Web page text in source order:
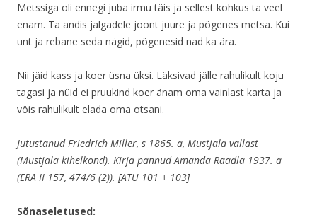
Metssiga oli ennegi juba irmu täis ja sellest kohkus ta veel
enam. Ta andis jalgadele joont juure ja pögenes metsa. Kui
unt ja rebane seda nägid, pögenesid nad ka ära.
Nii jäid kass ja koer üsna üksi. Läksivad jälle rahulikult koju
tagasi ja nüid ei pruukind koer änam oma vainlast karta ja
vöis rahulikult elada oma otsani.
Jutustanud Friedrich Miller, s 1865. a, Mustjala vallast
(Mustjala kihelkond). Kirja pannud Amanda Raadla 1937. a
(ERA II 157, 474/6 (2)). [ATU 101 + 103]
Sõnaseletused: